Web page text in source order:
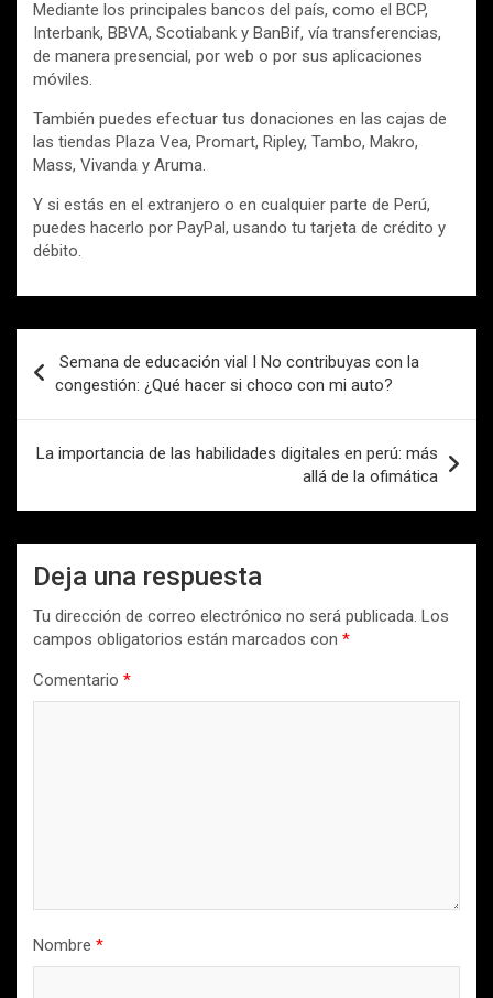
Mediante los principales bancos del país, como el BCP,
Interbank, BBVA, Scotiabank y BanBif, vía transferencias,
de manera presencial, por web o por sus aplicaciones
móviles.
También puedes efectuar tus donaciones en las cajas de
las tiendas Plaza Vea, Promart, Ripley, Tambo, Makro,
Mass, Vivanda y Aruma.
Y si estás en el extranjero o en cualquier parte de Perú,
puedes hacerlo por PayPal, usando tu tarjeta de crédito y
débito.
de
entradas
Semana de educación vial I No contribuyas con la
congestión: ¿Qué hacer si choco con mi auto?
La importancia de las habilidades digitales en perú: más
allá de la ofimática
Deja una respuesta
Tu dirección de correo electrónico no será publicada. Los
campos obligatorios están marcados con *
Comentario *
Nombre *